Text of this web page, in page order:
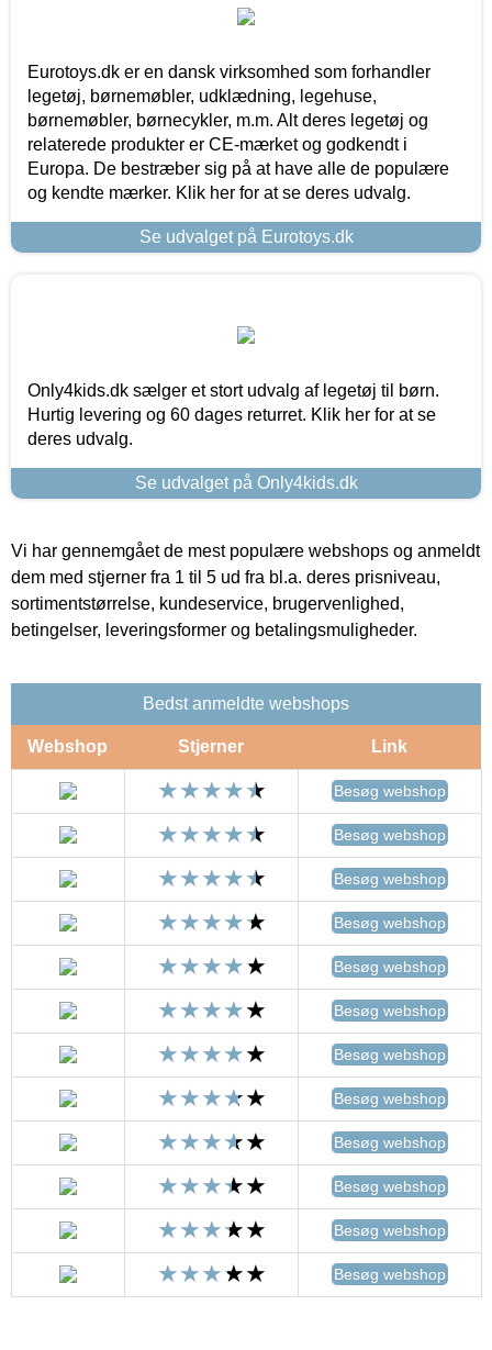
Eurotoys.dk er en dansk virksomhed som forhandler
legetøj, børnemøbler, udklædning, legehuse,
børnemøbler, børnecykler, m.m. Alt deres legetøj og
relaterede produkter er CE-mærket og godkendt i
Europa. De bestræber sig på at have alle de populære
og kendte mærker. Klik her for at se deres udvalg.
Se udvalget på Eurotoys.dk
Only4kids.dk sælger et stort udvalg af legetøj til børn.
Hurtig levering og 60 dages returret. Klik her for at se
deres udvalg.
Se udvalget på Only4kids.dk
Vi har gennemgået de mest populære webshops og anmeldt
dem med stjerner fra 1 til 5 ud fra bl.a. deres prisniveau,
sortimentstørrelse, kundeservice, brugervenlighed,
betingelser, leveringsformer og betalingsmuligheder.
Bedst anmeldte webshops
Webshop Stjerner Link
Besøg webshop
Besøg webshop
Besøg webshop
Besøg webshop
Besøg webshop
Besøg webshop
Besøg webshop
Besøg webshop
Besøg webshop
Besøg webshop
Besøg webshop
Besøg webshop